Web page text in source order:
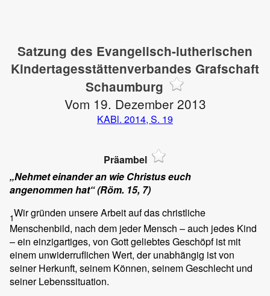
Satzung des Evangelisch-lutherischen
Kindertagesstättenverbandes Grafschaft
Schaumburg
Vom 19. Dezember 2013
KABl. 2014, S. 19
Präambel
„Nehmet einander an wie Christus euch
angenommen hat“ (Röm. 15, 7)
1Wir gründen unsere Arbeit auf das christliche
Menschenbild, nach dem jeder Mensch – auch jedes Kind
– ein einzigartiges, von Gott geliebtes Geschöpf ist mit
einem unwiderruflichen Wert, der unabhängig ist von
seiner Herkunft, seinem Können, seinem Geschlecht und
seiner Lebenssituation.